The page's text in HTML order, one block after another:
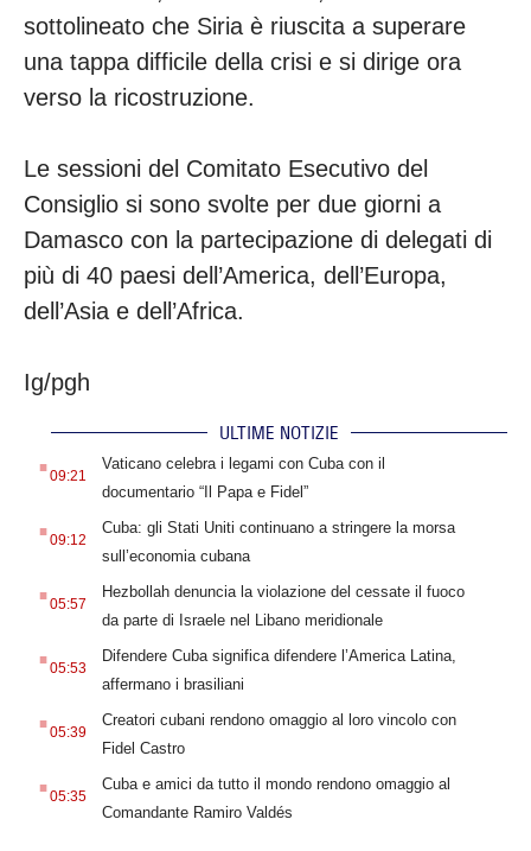
sottolineato che Siria è riuscita a superare
una tappa difficile della crisi e si dirige ora
verso la ricostruzione.
Le sessioni del Comitato Esecutivo del
Consiglio si sono svolte per due giorni a
Damasco con la partecipazione di delegati di
più di 40 paesi dell’America, dell’Europa,
dell’Asia e dell’Africa.
Ig/pgh
ULTIME NOTIZIE
.09:21
Vaticano celebra i legami con Cuba con il
documentario “Il Papa e Fidel”
.09:12
Cuba: gli Stati Uniti continuano a stringere la morsa
sull’economia cubana
.05:57
Hezbollah denuncia la violazione del cessate il fuoco
da parte di Israele nel Libano meridionale
.05:53
Difendere Cuba significa difendere l’America Latina,
affermano i brasiliani
.05:39
Creatori cubani rendono omaggio al loro vincolo con
Fidel Castro
.05:35
Cuba e amici da tutto il mondo rendono omaggio al
Comandante Ramiro Valdés